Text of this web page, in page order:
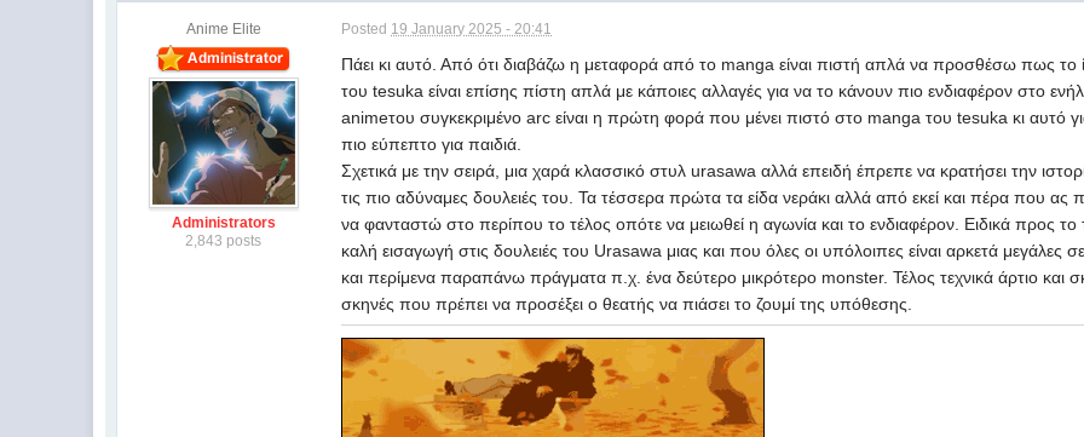
Anime Elite
Administrators
2,843 posts
Posted 19 January 2025 - 20:41
Πάει κι αυτό. Από ότι διαβάζω η μεταφορά από το manga είναι πιστή απλά να προσθέσω πως
του tesuka είναι επίσης πίστη απλά με κάποιες αλλαγές για να το κάνουν πιο ενδιαφέρον στο
animeτου συγκεκριμένο arc είναι η πρώτη φορά που μένει πιστό στο manga του tesuka κι αυτό
πιο εύπεπτο για παιδιά.
Σχετικά με την σειρά, μια χαρά κλασσικό στυλ urasawa αλλά επειδή έπρεπε να κρατήσει την
τις πιο αδύναμες δουλειές του. Τα τέσσερα πρώτα τα είδα νεράκι αλλά από εκεί και πέρα που
να φανταστώ στο περίπου το τέλος οπότε να μειωθεί η αγωνία και το ενδιαφέρον. Ειδικά προς το
καλή εισαγωγή στις δουλειές του Urasawa μιας και που όλες οι υπόλοιπες είναι αρκετά μεγάλες
και περίμενα παραπάνω πράγματα π.χ. ένα δεύτερο μικρότερο monster. Τέλος τεχνικά άρτιο και
σκηνές που πρέπει να προσέξει ο θεατής να πιάσει το ζουμί της υπόθεσης.